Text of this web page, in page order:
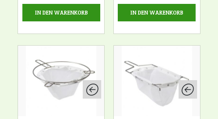
IN DEN WARENKORB IN DEN WARENKORB